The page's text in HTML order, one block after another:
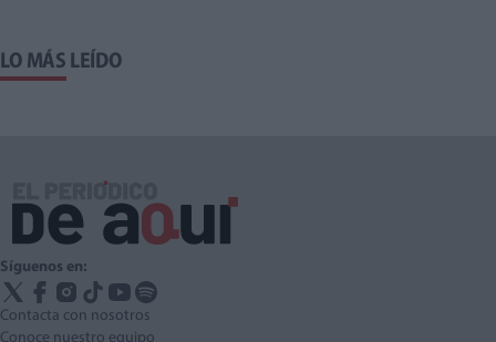
LO MÁS LEÍDO
Síguenos en:
Contacta con nosotros
Conoce nuestro equipo